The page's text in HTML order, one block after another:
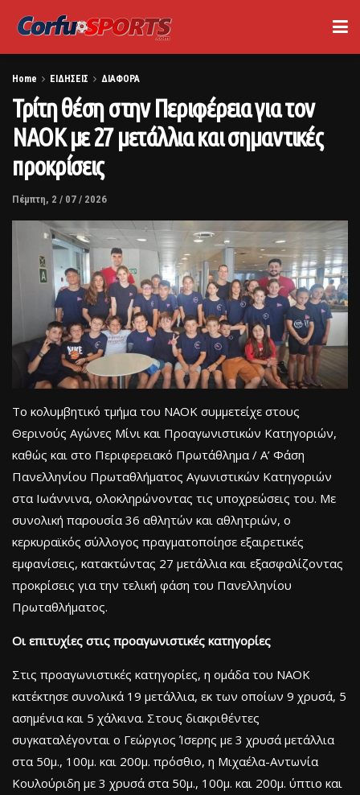
Home ΕΙΔΗΣΕΙΣ ΔΙΑΦΟΡΑ
Τρίτη θέση στην Περιφέρεια για τον
ΝΑΟΚ με 27 μετάλλια και σημαντικές
προκρίσεις
Πέμπτη, 2 / 07 / 2026
Το κολυμβητικό τμήμα του ΝΑΟΚ συμμετείχε στους
Θερινούς Αγώνες Μίνι και Προαγωνιστικών Κατηγοριών,
καθώς και στο Περιφερειακό Πρωτάθλημα / Α’ Φάση
Πανελληνίου Πρωταθλήματος Αγωνιστικών Κατηγοριών
στα Ιωάννινα, ολοκληρώνοντας τις υποχρεώσεις του. Με
συνολική παρουσία 36 αθλητών και αθλητριών, ο
κερκυραϊκός σύλλογος πραγματοποίησε εξαιρετικές
εμφανίσεις, κατακτώντας 27 μετάλλια και εξασφαλίζοντας
προκρίσεις για την τελική φάση του Πανελληνίου
Πρωταθλήματος.
Οι επιτυχίες στις προαγωνιστικές κατηγορίες
Στις προαγωνιστικές κατηγορίες, η ομάδα του ΝΑΟΚ
κατέκτησε συνολικά 19 μετάλλια, εκ των οποίων 9 χρυσά, 5
ασημένια και 5 χάλκινα. Στους διακριθέντες
συγκαταλέγονται ο Γεώργιος Ίσερης με 3 χρυσά μετάλλια
στα 50μ., 100μ. και 200μ. πρόσθιο, η Μιχαέλα-Αντωνία
Κουλούριδη με 3 χρυσά στα 50μ., 100μ. και 200μ. ύπτιο και